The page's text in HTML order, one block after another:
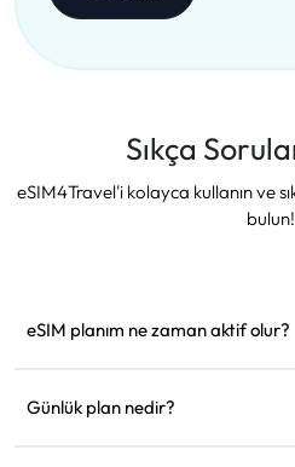
Sıkça
eSIM4Travel'i kolayca kullanın ve
bulun!
eSIM planım ne zaman aktif olur?
Hareket etmeden önce
Günlük plan nedir?